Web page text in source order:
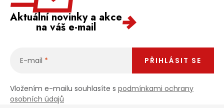
Aktuální novinky a akce
na váš e-mail
E-mail
Vložením e-mailu souhlasíte s podmínkami ochrany
osobních údajů
PŘIHLÁSIT SE